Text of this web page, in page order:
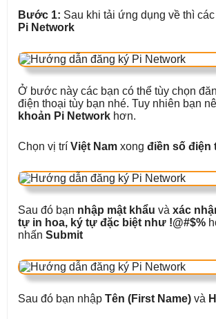
Bước 1: Sau khi tải ứng dụng về thì
Pi Network
Ở bước này các bạn có thể tùy chọn
điện thoại tùy bạn nhé. Tuy nhiên bạn
khoản Pi Network hơn.
Chọn vị trí Việt Nam xong điền số điện
Sau đó bạn nhập mật khẩu và xác
tự in hoa, ký tự đặc biệt như !@#$%
nhấn Submit
Sau đó bạn nhập Tên (First Name) và